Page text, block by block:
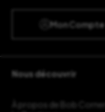
Mon Compte
Nous découvrir
À propos de Bob Corner